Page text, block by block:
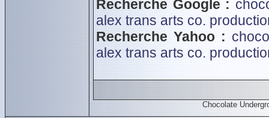
Recherche Google :
alex trans arts co.
Recherche Yahoo :
alex trans arts co.
Chocolate